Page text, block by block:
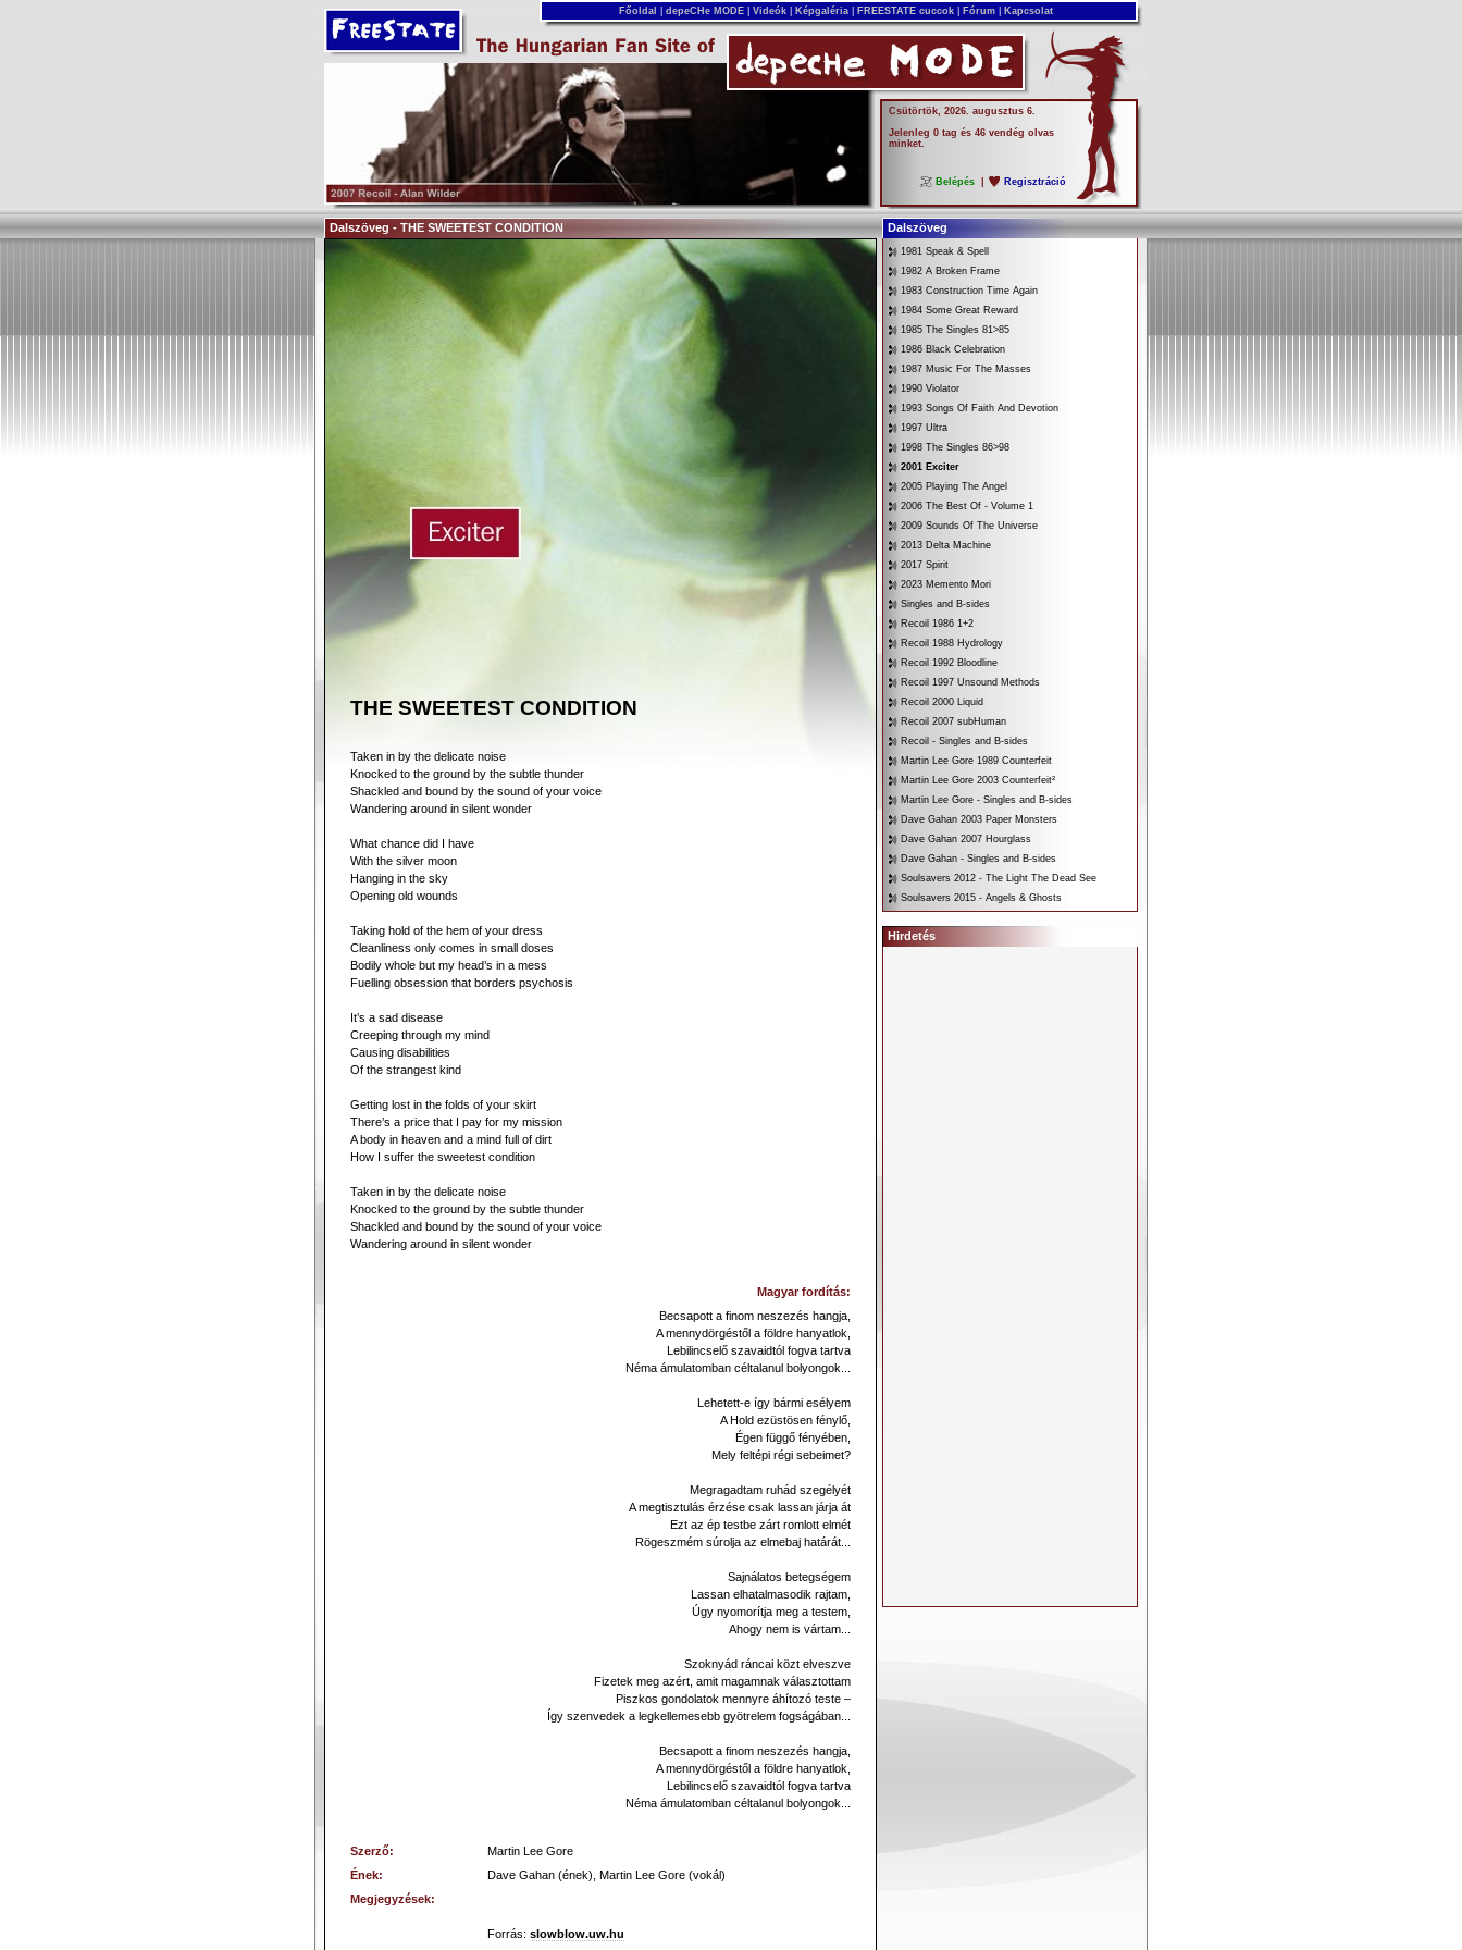
Főoldal depeCHe MODE Videók Képgaléria FREESTATE cuccok Fórum Kapcsolat
Csütörtök, 2026. augusztus 6.
Jelenleg 0 tag és 46 vendég olvas
minket.
Belépés Regisztráció
Dalszöveg - THE SWEETEST CONDITION Dalszöveg
THE SWEETEST CONDITION
Taken in by the delicate noise
Knocked to the ground by the subtle thunder
Shackled and bound by the sound of your voice
Wandering around in silent wonder
What chance did I have
With the silver moon
Hanging in the sky
Opening old wounds
Taking hold of the hem of your dress
Cleanliness only comes in small doses
Bodily whole but my head’s in a mess
Fuelling obsession that borders psychosis
It’s a sad disease
Creeping through my mind
Causing disabilities
Of the strangest kind
Getting lost in the folds of your skirt
There’s a price that I pay for my mission
A body in heaven and a mind full of dirt
How I suffer the sweetest condition
Taken in by the delicate noise
Knocked to the ground by the subtle thunder
Shackled and bound by the sound of your voice
Wandering around in silent wonder
Magyar fordítás:
Becsapott a finom neszezés hangja,
A mennydörgéstől a földre hanyatlok,
Lebilincselő szavaidtól fogva tartva
Néma ámulatomban céltalanul bolyongok...
Lehetett-e így bármi esélyem
A Hold ezüstösen fénylő,
Égen függő fényében,
Mely feltépi régi sebeimet?
Megragadtam ruhád szegélyét
A megtisztulás érzése csak lassan járja át
Ezt az ép testbe zárt romlott elmét
Rögeszmém súrolja az elmebaj határát...
Sajnálatos betegségem
Lassan elhatalmasodik rajtam,
Úgy nyomorítja meg a testem,
Ahogy nem is vártam...
Szoknyád ráncai közt elveszve
Fizetek meg azért, amit magamnak választottam
Piszkos gondolatok mennyre áhítozó teste –
Így szenvedek a legkellemesebb gyötrelem fogságában...
Becsapott a finom neszezés hangja,
A mennydörgéstől a földre hanyatlok,
Lebilincselő szavaidtól fogva tartva
Néma ámulatomban céltalanul bolyongok...
Szerző:
Martin Lee Gore
Ének:
Dave Gahan (ének), Martin Lee Gore (vokál)
Megjegyzések:
Forrás: slowblow.uw.hu
1981 Speak & Spell
1982 A Broken Frame
1983 Construction Time Again
1984 Some Great Reward
1985 The Singles 81>85
1986 Black Celebration
1987 Music For The Masses
1990 Violator
1993 Songs Of Faith And Devotion
1997 Ultra
1998 The Singles 86>98
2001 Exciter
2005 Playing The Angel
2006 The Best Of - Volume 1
2009 Sounds Of The Universe
2013 Delta Machine
2017 Spirit
2023 Memento Mori
Singles and B-sides
Recoil 1986 1+2
Recoil 1988 Hydrology
Recoil 1992 Bloodline
Recoil 1997 Unsound Methods
Recoil 2000 Liquid
Recoil 2007 subHuman
Recoil - Singles and B-sides
Martin Lee Gore 1989 Counterfeit
Martin Lee Gore 2003 Counterfeit²
Martin Lee Gore - Singles and B-sides
Dave Gahan 2003 Paper Monsters
Dave Gahan 2007 Hourglass
Dave Gahan - Singles and B-sides
Soulsavers 2012 - The Light The Dead See
Soulsavers 2015 - Angels & Ghosts
Hirdetés